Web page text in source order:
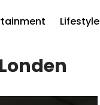
Lifestyle